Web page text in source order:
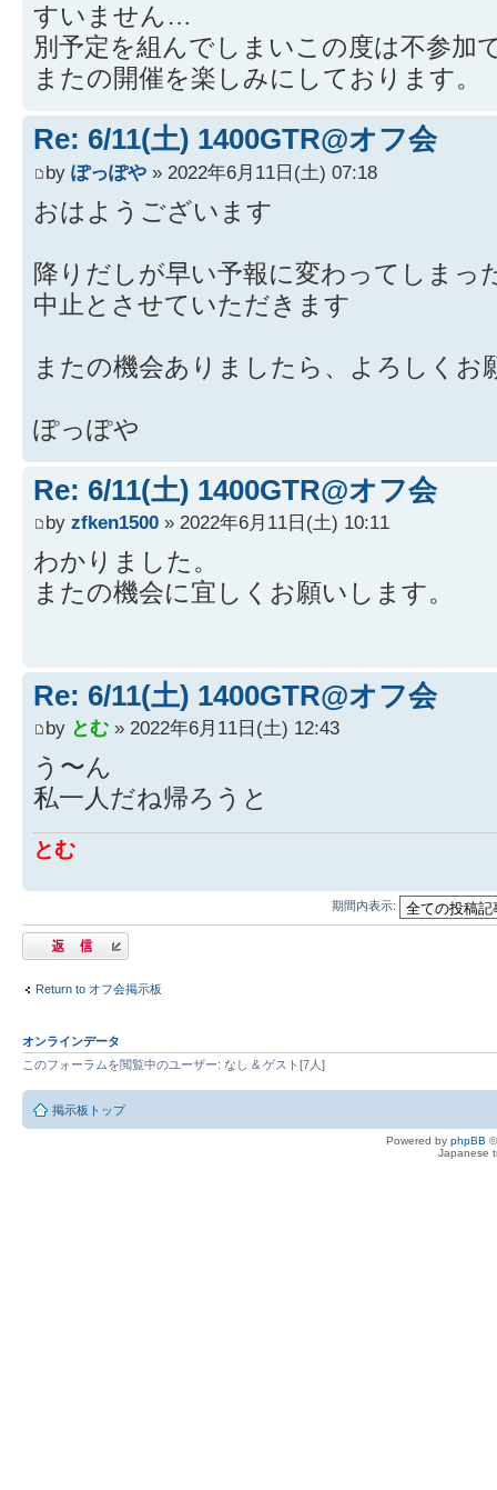
すいません…
別予定を組んでしまいこの度は不参加
またの開催を楽しみにしております。
Re: 6/11(土) 1400GTR@オフ会
by ぽっぽや » 2022年6月11日(土) 07:18
おはようございます
降りだしが早い予報に変わってしまっ
中止とさせていただきます
またの機会ありましたら、よろしくお
ぽっぽや
Re: 6/11(土) 1400GTR@オフ会
by zfken1500 » 2022年6月11日(土) 10:11
わかりました。
またの機会に宜しくお願いします。
Re: 6/11(土) 1400GTR@オフ会
by とむ » 2022年6月11日(土) 12:43
う〜ん
私一人だね帰ろうと
とむ
期間内表示:
返信する
Return to オフ会掲示板
オンラインデータ
このフォーラムを閲覧中のユーザー: なし & ゲスト[7人]
掲示板トップ
Powered by phpBB
Japanese